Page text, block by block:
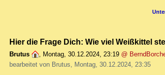
Hier die Frage Dich: Wie viel Weißkittel
Brutus , Montag, 30.12.2024, 23:19 @
bearbeitet von Brutus, Montag, 30.12.2024, 23:35